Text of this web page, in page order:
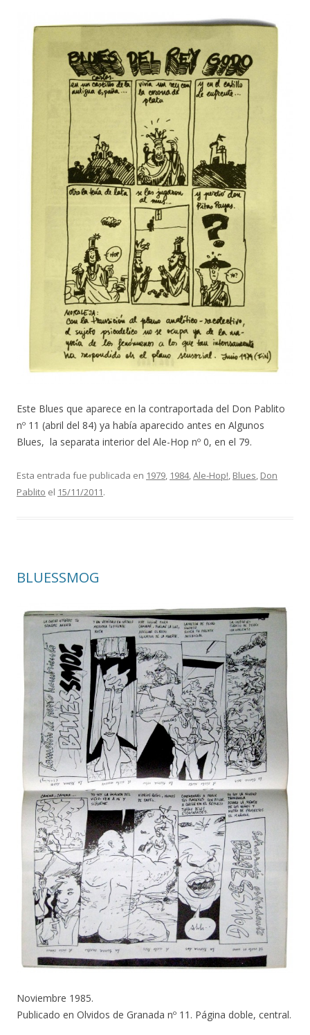
Este Blues que aparece en la contraportada del Don Pablito
nº 11 (abril del 84) ya había aparecido antes en Algunos
Blues, la separata interior del Ale-Hop nº 0, en el 79.
Esta entrada fue publicada en 1979, 1984,Ale-Hop!, Blues, Don
Pablito el 15/11/2011.
BLUESSMOG
Noviembre 1985.
Publicado en Olvidos de Granada nº 11. Página doble, central.